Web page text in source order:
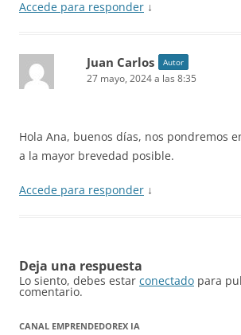
Accede para responder ↓
Juan Carlos Autor
27 mayo, 2024 a las 8:35
Hola Ana, buenos días, nos pondremos
a la mayor brevedad posible.
Accede para responder ↓
Deja una respuesta
Lo siento, debes estar conectado para
comentario.
CANAL EMPRENDEDOREX IA